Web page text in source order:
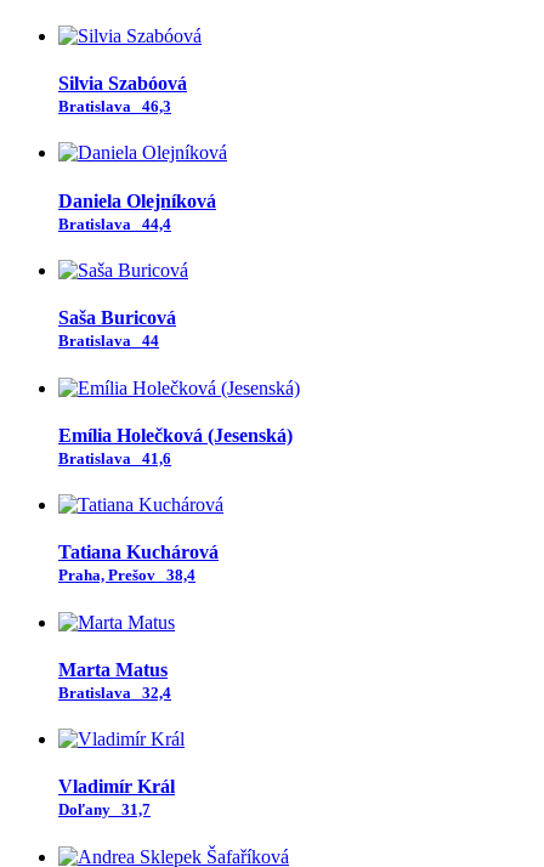
Silvia Szabóová
Bratislava 46,3
Daniela Olejníková
Bratislava 44,4
Saša Buricová
Bratislava 44
Emília Holečková (Jesenská)
Bratislava 41,6
Tatiana Kuchárová
Praha, Prešov 38,4
Marta Matus
Bratislava 32,4
Vladimír Král
Doľany 31,7